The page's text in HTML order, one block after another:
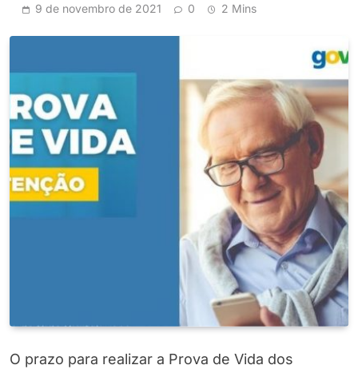
9 de novembro de 2021 0 2 Mins
O prazo para realizar a Prova de Vida dos